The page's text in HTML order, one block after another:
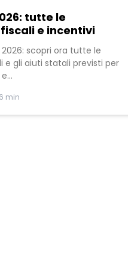
tutte le
e incentivi
scopri ora tutte le
e gli aiuti statali previsti per
6 min